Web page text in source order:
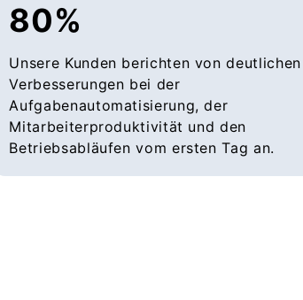
80%
Unsere Kunden berichten von deutlichen
Verbesserungen bei der
Aufgabenautomatisierung, der
Mitarbeiterproduktivität und den
Betriebsabläufen vom ersten Tag an.